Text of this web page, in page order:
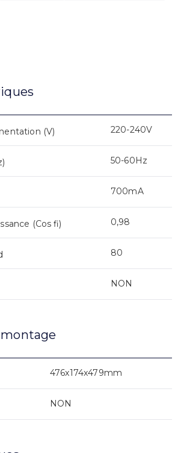
(V) 220-240V
50-60Hz
700mA
(Cos fi) 0,98
80
NON
476x174x479mm
NON